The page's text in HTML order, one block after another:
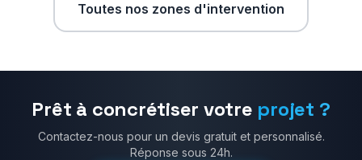
Toutes nos zones d'intervention
Prêt à concrétiser votre projet ?
Contactez-nous pour un devis gratuit et personnalisé.
Réponse sous 24h.